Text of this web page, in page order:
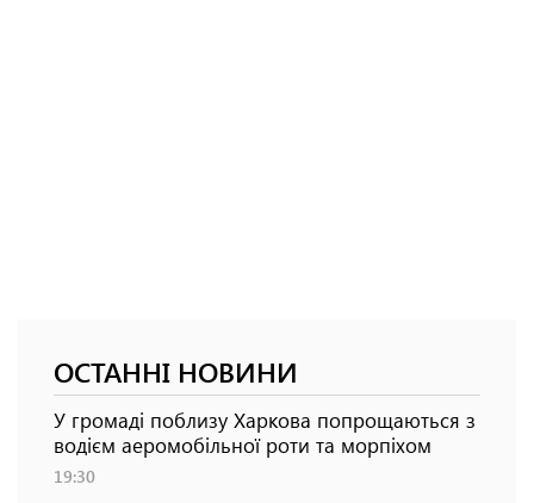
ОСТАННІ НОВИНИ
У громаді поблизу Харкова попрощаються з
водієм аеромобільної роти та морпіхом
19:30